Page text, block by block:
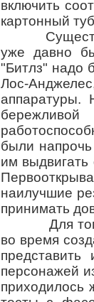
включить
картонный
уже давно
"Битлз" надо
Лос-
аппаратуры.
были
им
наилучшие
принимать
Для того
во время
персонажей
приходилось